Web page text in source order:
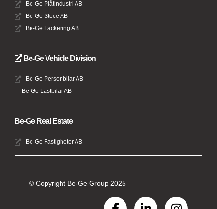
Be-Ge Plåtindustri AB
Be-Ge Stece AB
Be-Ge Lackering AB
Be-Ge Vehicle Division
Be-Ge Personbilar AB
Be-Ge Lastbilar AB
Be-Ge Real Estate
Be-Ge Fastigheter AB
© Copyright Be-Ge Group 2025